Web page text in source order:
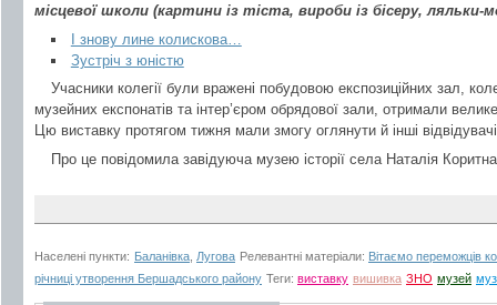
місцевої школи (картини із тіста, вироби із бісеру, ляльки-
І знову лине колискова…
Зустріч з юністю
Учасники колегії були вражені побудовою експозиційних зал,
музейних експонатів та інтер’єром обрядової зали, отримали
Цю виставку протягом тижня мали змогу оглянути й інші
Про це повідомила завідуюча музею історії села Наталія
Населені пункти: Баланівка Лугова Релевантні матеріали: Вітаємо переможців
річниці утворення Бершадського району Теги: виставку вишивка ЗНО музей